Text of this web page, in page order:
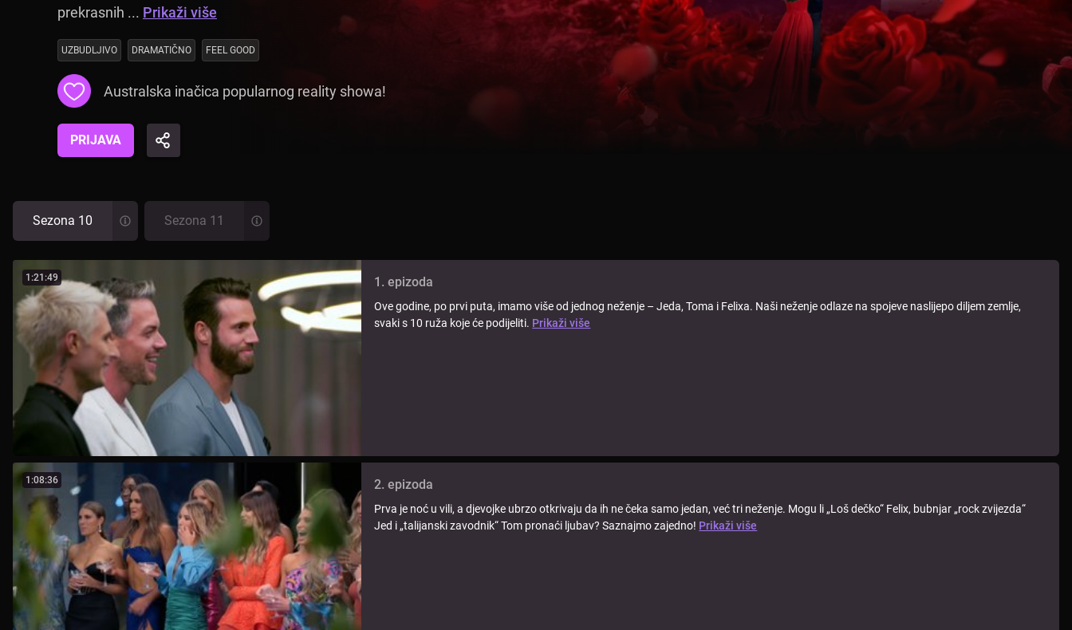
prekrasnih ... Prikaži više
UZBUDLJIVO DRAMATIČNO FEEL GOOD
Australska inačica popularnog reality showa!
PRIJAVA
Sezona 10 Sezona 11
1:21:49 1. epizoda
Ove godine, po prvi puta, imamo više od jednog neženje – Jeda, Toma i Felixa. Naši neženje odlaze na spojeve naslijepo diljem zemlje,
svaki s 10 ruža koje će podijeliti. Prikaži više
1:08:36 2. epizoda
Prva je noć u vili, a djevojke ubrzo otkrivaju da ih ne čeka samo jedan, već tri neženje. Mogu li „Loš dečko“ Felix, bubnjar „rock zvijezda“
Jed i „talijanski zavodnik“ Tom pronaći ljubav? Saznajmo zajedno! Prikaži više